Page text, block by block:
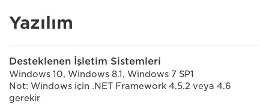
Yazılım
Desteklenen İşletim Sistemleri
Windows 10, Windows 8.1, Windows 7 SP1
Not: Windows için .NET Framework 4.5.2 veya 4.6
gerekir